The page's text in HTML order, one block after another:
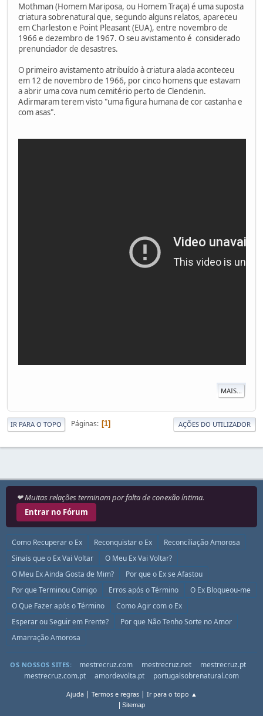
Mothman (Homem Mariposa, ou Homem Traça) é uma suposta
criatura sobrenatural que, segundo alguns relatos, apareceu
em Charleston e Point Pleasant (EUA), entre novembro de
1966 e dezembro de 1967. O seu avistamento é considerado
prenunciador de desastres.
O primeiro avistamento atribuído à criatura alada aconteceu
em 12 de novembro de 1966, por cinco homens que estavam
a abrir uma cova num cemitério perto de Clendenin.
Adirmaram terem visto "uma figura humana de cor castanha e
com asas".
MAIS...
IR PARA O TOPO Páginas 1 AÇÕES DO UTILIZADOR
❤ Muitas relações terminam por falta de conexão íntima.
Entrar no Fórum
Como Recuperar o Ex Reconquistar o Ex
Reconciliação Amorosa
Sinais que o Ex Vai Voltar
O Meu Ex Vai Voltar?
O Meu Ex Ainda Gosta de Mim?
Por que o Ex se Afastou
Por que Terminou Comigo
Erros após o Término
O Ex Bloqueou-me
O Que Fazer após o Término
Como Agir com o Ex
Esperar ou Seguir em Frente?
Por que Não Tenho Sorte no Amor
Amarração Amorosa
OS NOSSOS SITES: mestrecruz.com mestrecruz.net
mestrecruz.pt
mestrecruz.com.pt
amordevolta.pt portugalsobrenatural.com
Ajuda| Termos e regras| Ir para o topo ▲
Sitemap